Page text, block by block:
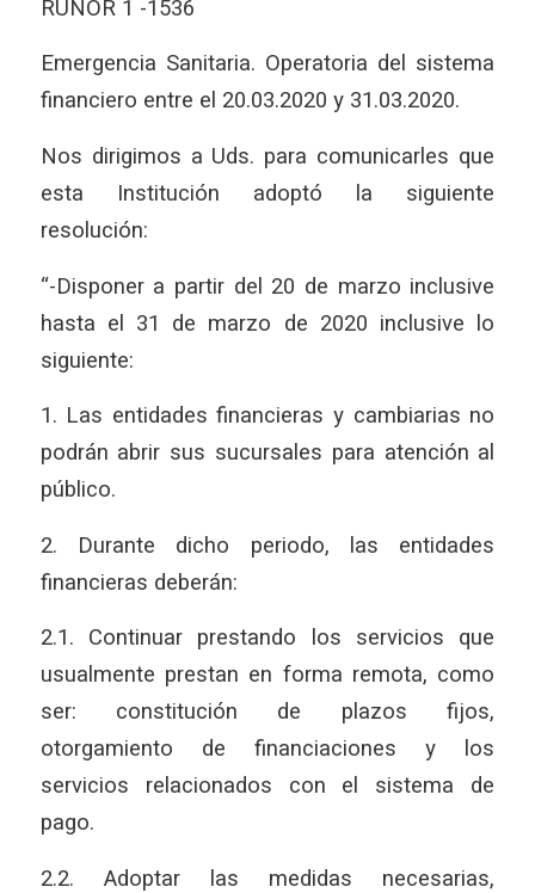
RUNOR 1 -1536
Emergencia Sanitaria. Operatoria del sistema
financiero entre el 20.03.2020 y 31.03.2020.
Nos dirigimos a Uds. para comunicarles que
esta Institución adoptó la siguiente
resolución:
“-Disponer a partir del 20 de marzo inclusive
hasta el 31 de marzo de 2020 inclusive lo
siguiente:
1. Las entidades financieras y cambiarias no
podrán abrir sus sucursales para atención al
público.
2. Durante dicho periodo, las entidades
financieras deberán:
2.1. Continuar prestando los servicios que
usualmente prestan en forma remota, como
ser: constitución de plazos fijos,
otorgamiento de financiaciones y los
servicios relacionados con el sistema de
pago.
2.2. Adoptar las medidas necesarias,